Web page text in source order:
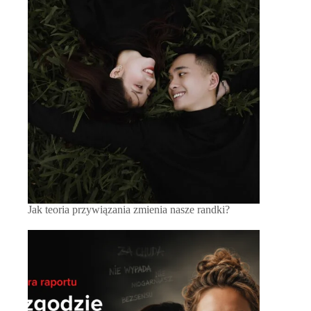
Jak teoria przywiązania zmienia nasze randki?